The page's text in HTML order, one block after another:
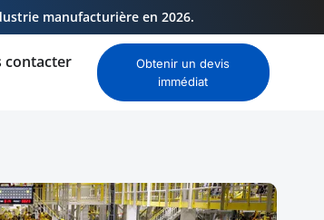
manufacturière en 2026.
contacter
Obtenir un devis
immédiat